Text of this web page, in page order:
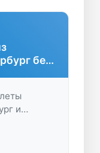
без
и
и
Быстрое